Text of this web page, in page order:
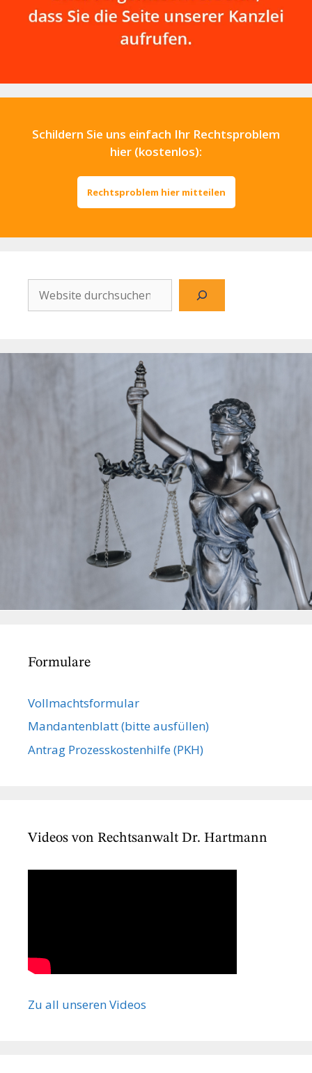
Schildern Sie uns einfach Ihr Rechtsproblem
hier (kostenlos):
Rechtsproblem hier mitteilen
Website
durchsuchen
Formulare
Vollmachts­formular
Mandanten­blatt (bitte ausfüllen)
Antrag Prozesskostenhilfe (PKH)
Videos von Rechtsanwalt Dr. Hartmann
Zu all unseren Videos